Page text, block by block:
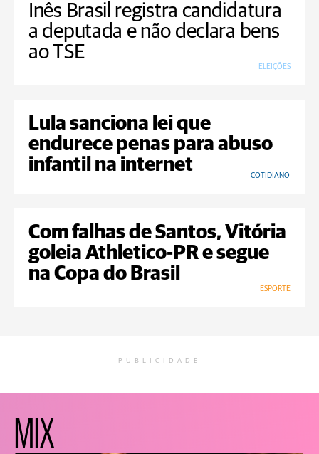
Inês Brasil registra candidatura
a deputada e não declara bens
ao TSE
ELEIÇÕES
Lula sanciona lei que
endurece penas para abuso
infantil na internet
COTIDIANO
Com falhas de Santos, Vitória
goleia Athletico-PR e segue
na Copa do Brasil
ESPORTE
PUBLICIDADE
MIX